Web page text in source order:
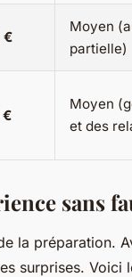
€
Moyen
partielle)
€
Moyen
et des
sans
la préparation.
surprises. Voici